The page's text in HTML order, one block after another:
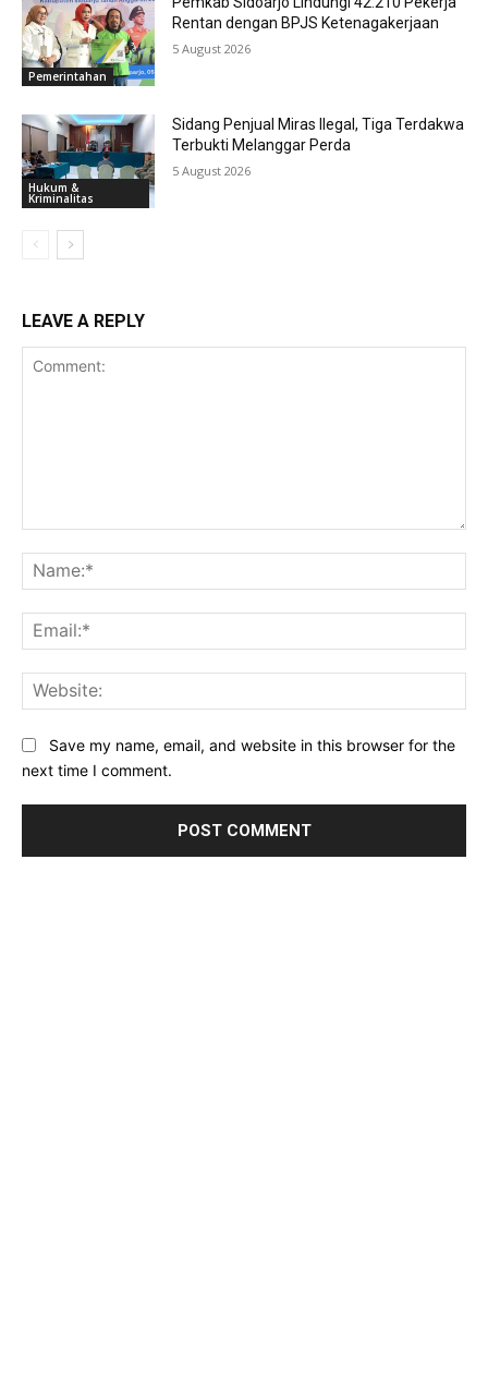
Pemerintahan
Rentan dengan BPJS Ketenagakerjaan
5 August 2026
Hukum &
Kriminalitas
Sidang Penjual Miras Ilegal, Tiga Terdakwa
Terbukti Melanggar Perda
5 August 2026
LEAVE A REPLY
Save my name, email, and website in this browser for the
next time I comment.